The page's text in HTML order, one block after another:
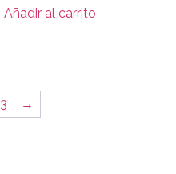
Añadir al carrito
3 →